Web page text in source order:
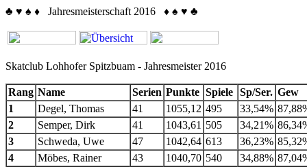
♣ ♥ ♠ ♦ Jahresmeisterschaft 2016 ♦ ♠ ♥ ♣
Skatclub Lohhofer Spitzbuam - Jahresmeister 2016
Rang Name Serien Punkte Spiele Sp/Ser. Gew
1
Degel, Thomas 41 1055,12 495 33,54%
2
Semper, Dirk 41 1043,61 505 34,21%
3
Schweda, Uwe 47 1042,64 613 36,23%
4
Möbes, Rainer 43 1040,70 540 34,88%